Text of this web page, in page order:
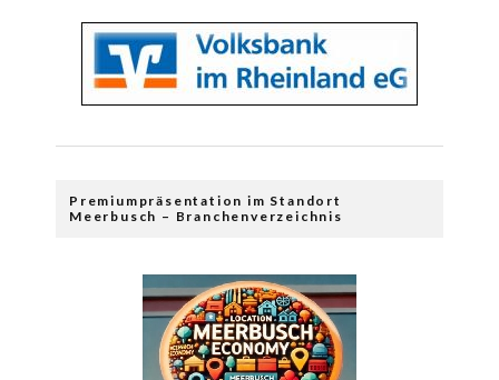
Premiumpräsentation im Standort
Meerbusch – Branchenverzeichnis